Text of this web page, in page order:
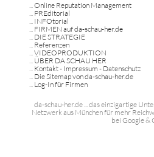
...Online Reputation Management
... PREditorial
... INFOtorial
... FIRMEN auf da-schau-her.de
... DIE STRATEGIE
... Referenzen
...VIDEOPRODUKTION
... ÜBER DA SCHAU HER
... Kontakt - Impressum - Datenschutz
... Die Sitemap von da-schau-her.de
... Log-In für Firmen
da-schau-her.de ... das einzigartige
Netzwerk aus München für mehr
bei Google &